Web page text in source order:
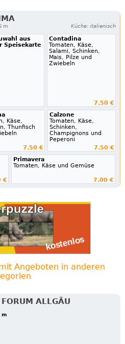
m Küche: italienisch
aus
Speisekarte
Contadina
Tomaten, Käse,
Salami, Schinken,
Mais, Pilze und
Zwiebeln
7.50 €
Käse,
Thunfisch
7.50 €
Calzone
Tomaten, Käse,
Schinken,
Champignons und
Peperoni
7.50 €
€
Primavera
Tomaten, Käse und Gemüse
7.00 €
Angeboten in anderen
ALLGÄU
m